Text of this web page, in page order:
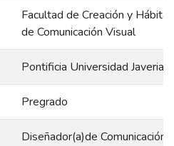
Facultad de Creación y
de Comunicación Visual
Pontificia Universidad
Pregrado
Diseñador(a)de Comunicación